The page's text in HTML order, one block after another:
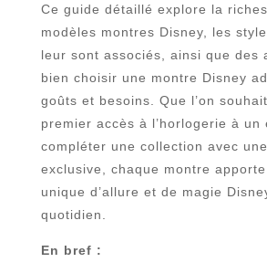
Ce guide détaillé explore la
modèles montres Disney, les
leur sont associés, ainsi que des
bien choisir une montre Disney
goûts et besoins. Que l’on
premier accès à l’horlogerie à un
compléter une collection avec
exclusive, chaque montre
unique d’allure et de magie
quotidien.
En bref :